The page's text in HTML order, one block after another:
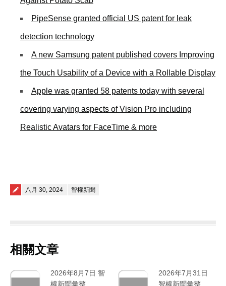
PipeSense granted official US patent for leak
detection technology
A new Samsung patent published covers Improving
the Touch Usability of a Device with a Rollable Display
Apple was granted 58 patents today with several
covering varying aspects of Vision Pro including
Realistic Avatars for FaceTime & more
Posted on
八月 30, 2024 智權新聞
相關文章
2026年8月7日 智
權新聞彙整
2026年7月31日
智權新聞彙整